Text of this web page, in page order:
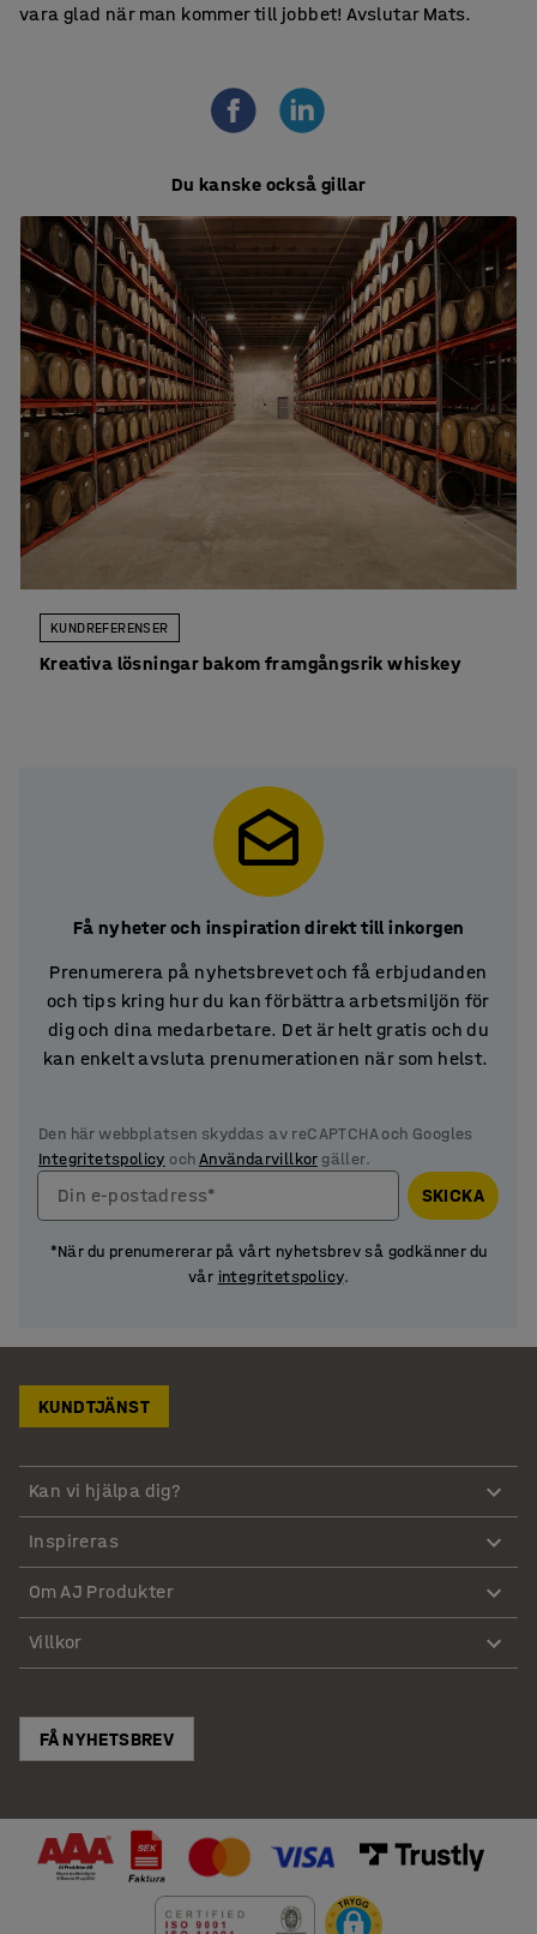
vara glad när man kommer till jobbet! Avslutar Mats.
Du kanske också gillar
KUNDREFERENSER
Kreativa lösningar bakom framgångsrik whiskey
Få nyheter och inspiration direkt till inkorgen
Prenumerera på nyhetsbrevet och få erbjudanden
och tips kring hur du kan förbättra arbetsmiljön för
dig och dina medarbetare. Det är helt gratis och du
kan enkelt avsluta prenumerationen när som helst.
Den här webbplatsen skyddas av reCAPTCHA och Googles
Integritetspolicy ochAnvändarvillkorgäller.
Din e-postadress* SKICKA
*När du prenumererar på vårt nyhetsbrev så godkänner du
vår integritetspolicy.
KUNDTJÄNST
Kan vi hjälpa dig?
Inspireras
Om AJ Produkter
Villkor
FÅ NYHETSBREV